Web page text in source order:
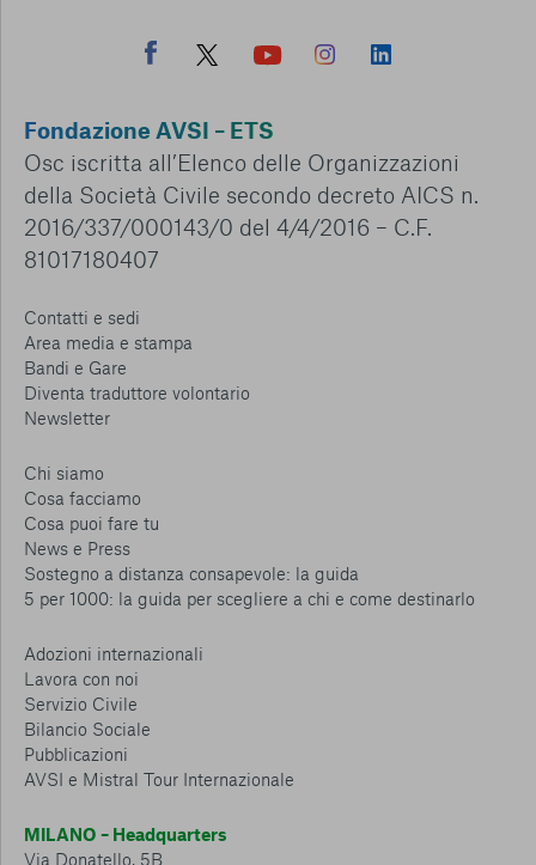
Fondazione AVSI – ETS
Osc iscritta all’Elenco delle Organizzazioni
della Società Civile secondo decreto AICS n.
2016/337/000143/0 del 4/4/2016 – C.F.
81017180407
Contatti e sedi
Area media e stampa
Bandi e Gare
Diventa traduttore volontario
Newsletter
Chi siamo
Cosa facciamo
Cosa puoi fare tu
News e Press
Sostegno a distanza consapevole: la guida
5 per 1000: la guida per scegliere a chi e come destinarlo
Adozioni internazionali
Lavora con noi
Servizio Civile
Bilancio Sociale
Pubblicazioni
AVSI e Mistral Tour Internazionale
MILANO – Headquarters
Via Donatello, 5B